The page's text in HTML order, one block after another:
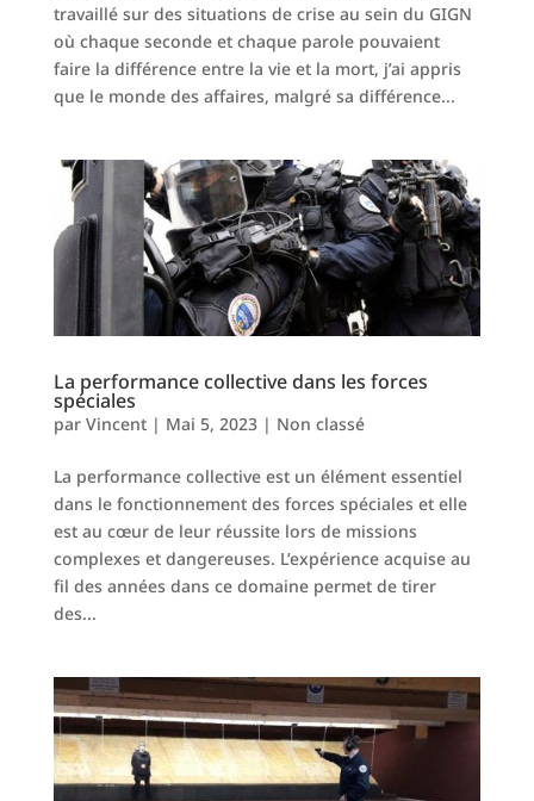
travaillé sur des situations de crise au sein du GIGN
où chaque seconde et chaque parole pouvaient
faire la différence entre la vie et la mort, j’ai appris
que le monde des affaires, malgré sa différence...
La performance collective dans les forces
spéciales
par Vincent| Mai 5, 2023| Non classé
La performance collective est un élément essentiel
dans le fonctionnement des forces spéciales et elle
est au cœur de leur réussite lors de missions
complexes et dangereuses. L’expérience acquise au
fil des années dans ce domaine permet de tirer
des...